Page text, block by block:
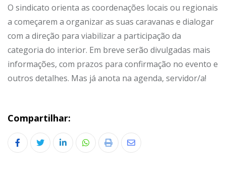
O sindicato orienta as coordenações locais ou regionais
a começarem a organizar as suas caravanas e dialogar
com a direção para viabilizar a participação da
categoria do interior. Em breve serão divulgadas mais
informações, com prazos para confirmação no evento e
outros detalhes. Mas já anota na agenda, servidor/a!
Compartilhar:
LinkedInWhatsapp
Print
Share